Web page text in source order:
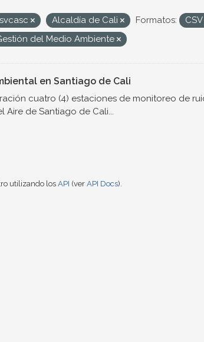
svcasc Alcaldía de Cali Formatos: CSV
del Medio Ambiente
en Santiago de Cali
cuatro (4) estaciones de monitoreo de
Aire de Santiago de Cali...
utilizando los API (ver API Docs).